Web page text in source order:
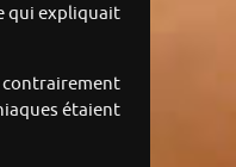
qui expliquait
contrairement
étaient